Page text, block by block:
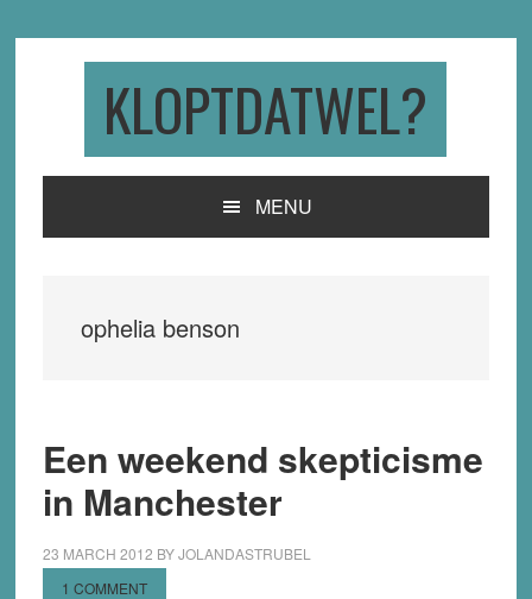
KLOPTDATWEL?
MENU
ophelia benson
Een weekend skepticisme
in Manchester
23 MARCH 2012 BYJOLANDASTRUBEL
1 COMMENT